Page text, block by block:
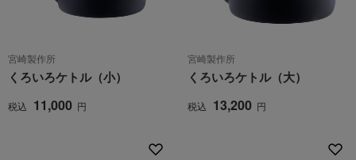
宮崎製作所
くろいろケトル（小）
税込 11,000 円
宮崎製作所
くろいろケトル（大）
税込 13,200 円